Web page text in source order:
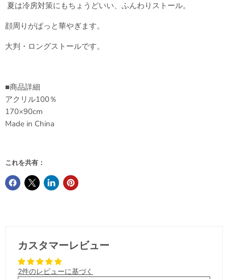
夏は冷房対策にもちょうどいい、ふんわりストール。
顔周りがぱっと華やぎます。
大判・ロングストールです。
■商品詳細
アクリル100％
170×90cm
Made in China
これを共有：
カスタマーレビュー
2件のレビューに基づく